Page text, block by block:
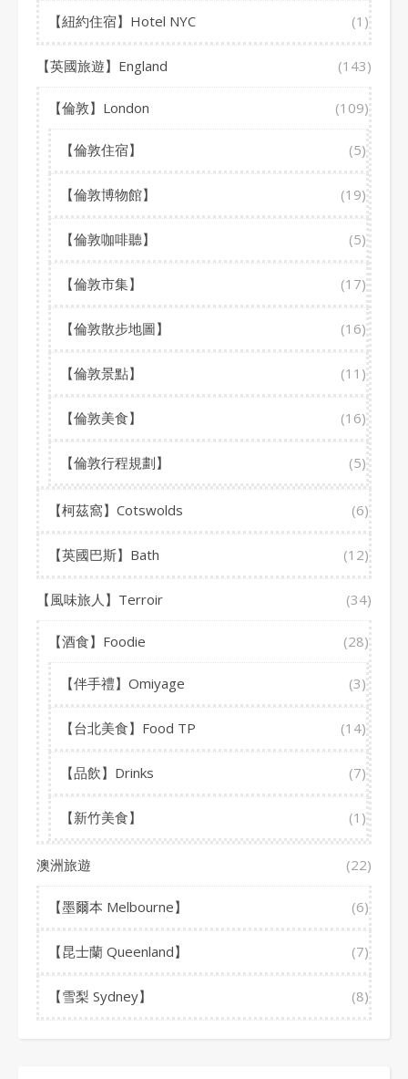
【紐約住宿】Hotel NYC (1)
【英國旅遊】England (143)
【倫敦】London (109)
【倫敦住宿】 (5)
【倫敦博物館】 (19)
【倫敦咖啡聽】 (5)
【倫敦市集】 (17)
【倫敦散步地圖】 (16)
【倫敦景點】 (11)
【倫敦美食】 (16)
【倫敦行程規劃】 (5)
【柯茲窩】Cotswolds (6)
【英國巴斯】Bath (12)
【風味旅人】Terroir (34)
【酒食】Foodie (28)
【伴手禮】Omiyage (3)
【台北美食】Food TP (14)
【品飲】Drinks (7)
【新竹美食】 (1)
澳洲旅遊 (22)
【墨爾本 Melbourne】 (6)
【昆士蘭 Queenland】 (7)
【雪梨 Sydney】 (8)